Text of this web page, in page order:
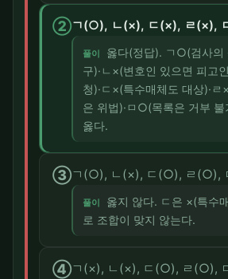
②ㄱ(○), ㄴ(×), ㄷ(×), ㄹ(×),
풀이
옳다(정답). ㄱ○(검사의
구)·ㄴ×(변호인 있으면 피고
청)·ㄷ×(특수매체도 대상)·ㄹ
은 위법)·ㅁ○(목록은 거부 불
옳다.
③ㄱ(○), ㄴ(×), ㄷ(○), ㄹ(○),
풀이
옳지 않다. ㄷ은 ×(특수
로 조합이 맞지 않는다.
④ㄱ(×), ㄴ(×), ㄷ(○), ㄹ(○),